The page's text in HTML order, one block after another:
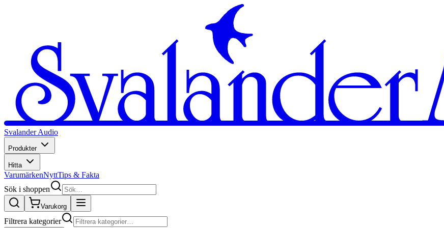
Svalander Audio
Produkter
Hitta
VarumärkenNyttTips & Fakta
Sök i shoppen
Varukorg
Filtrera kategorier